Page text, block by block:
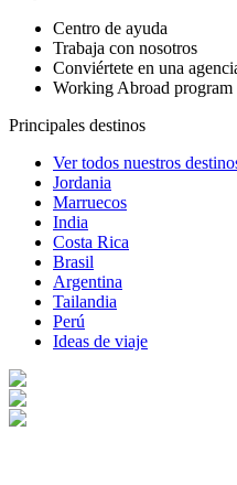
Centro de ayuda
Trabaja con nosotros
Conviértete en una
Working Abroad program
Principales destinos
Ver todos nuestros
Jordania
Marruecos
India
Costa Rica
Brasil
Argentina
Tailandia
Perú
Ideas de viaje